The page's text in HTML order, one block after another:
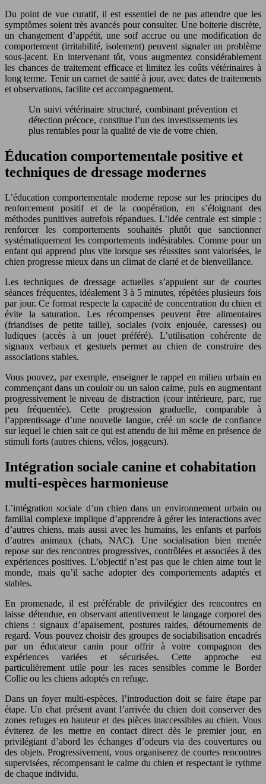
Du point de vue curatif, il est essentiel de ne pas attendre que les
symptômes soient très avancés pour consulter. Une boiterie discrète,
un changement d’appétit, une soif accrue ou une modification de
comportement (irritabilité, isolement) peuvent signaler un problème
sous-jacent. En intervenant tôt, vous augmentez considérablement
les chances de traitement efficace et limitez les coûts vétérinaires à
long terme. Tenir un carnet de santé à jour, avec dates de traitements
et observations, facilite cet accompagnement.
Un suivi vétérinaire structuré, combinant prévention et
détection précoce, constitue l’un des investissements les
plus rentables pour la qualité de vie de votre chien.
Éducation comportementale positive et
techniques de dressage modernes
L’éducation comportementale moderne repose sur les principes du
renforcement positif et de la coopération, en s’éloignant des
méthodes punitives autrefois répandues. L’idée centrale est simple :
renforcer les comportements souhaités plutôt que sanctionner
systématiquement les comportements indésirables. Comme pour un
enfant qui apprend plus vite lorsque ses réussites sont valorisées, le
chien progresse mieux dans un climat de clarté et de bienveillance.
Les techniques de dressage actuelles s’appuient sur de courtes
séances fréquentes, idéalement 3 à 5 minutes, répétées plusieurs fois
par jour. Ce format respecte la capacité de concentration du chien et
évite la saturation. Les récompenses peuvent être alimentaires
(friandises de petite taille), sociales (voix enjouée, caresses) ou
ludiques (accès à un jouet préféré). L’utilisation cohérente de
signaux verbaux et gestuels permet au chien de construire des
associations stables.
Vous pouvez, par exemple, enseigner le rappel en milieu urbain en
commençant dans un couloir ou un salon calme, puis en augmentant
progressivement le niveau de distraction (cour intérieure, parc, rue
peu fréquentée). Cette progression graduelle, comparable à
l’apprentissage d’une nouvelle langue, créé un socle de confiance
sur lequel le chien sait ce qui est attendu de lui même en présence de
stimuli forts (autres chiens, vélos, joggeurs).
Intégration sociale canine et cohabitation
multi-espèces harmonieuse
L’intégration sociale d’un chien dans un environnement urbain ou
familial complexe implique d’apprendre à gérer les interactions avec
d’autres chiens, mais aussi avec les humains, les enfants et parfois
d’autres animaux (chats, NAC). Une socialisation bien menée
repose sur des rencontres progressives, contrôlées et associées à des
expériences positives. L’objectif n’est pas que le chien aime tout le
monde, mais qu’il sache adopter des comportements adaptés et
stables.
En promenade, il est préférable de privilégier des rencontres en
laisse détendue, en observant attentivement le langage corporel des
chiens : signaux d’apaisement, postures raides, détournements de
regard. Vous pouvez choisir des groupes de sociabilisation encadrés
par un éducateur canin pour offrir à votre compagnon des
expériences variées et sécurisées. Cette approche est
particulièrement utile pour les races sensibles comme le Border
Collie ou les chiens adoptés en refuge.
Dans un foyer multi-espèces, l’introduction doit se faire étape par
étape. Un chat présent avant l’arrivée du chien doit conserver des
zones refuges en hauteur et des pièces inaccessibles au chien. Vous
éviterez de les mettre en contact direct dès le premier jour, en
privilégiant d’abord les échanges d’odeurs via des couvertures ou
des objets. Progressivement, vous organiserez de courtes rencontres
supervisées, récompensant le calme du chien et respectant le rythme
de chaque individu.